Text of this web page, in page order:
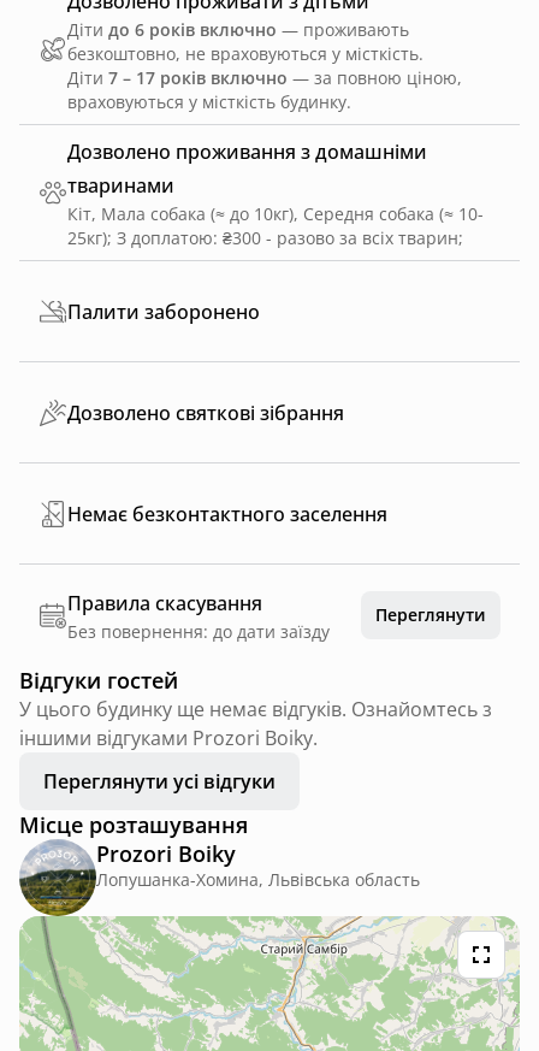
Дозволено проживання з домашніми
тваринами
Кіт, Мала собака (≈ до 10кг), Середня собака (≈ 10-
25кг); З доплатою: ₴300 - разово за всіх тварин;
Діти до 6 років включно — проживають
безкоштовно, не враховуються у місткість.
Діти 7 – 17 років включно — за повною ціною,
враховуються у місткість будинку.
Палити заборонено
Дозволено святкові зібрання
Немає безконтактного заселення
Правила скасування
Без повернення: до дати заїзду
Переглянути
Відгуки гостей
У цього будинку ще немає відгуків. Ознайомтесь з
іншими відгуками Prozori Boiky.
Переглянути усі відгуки
Місце розташування
Prozori Boiky
Лопушанка-Хомина, Львівська область